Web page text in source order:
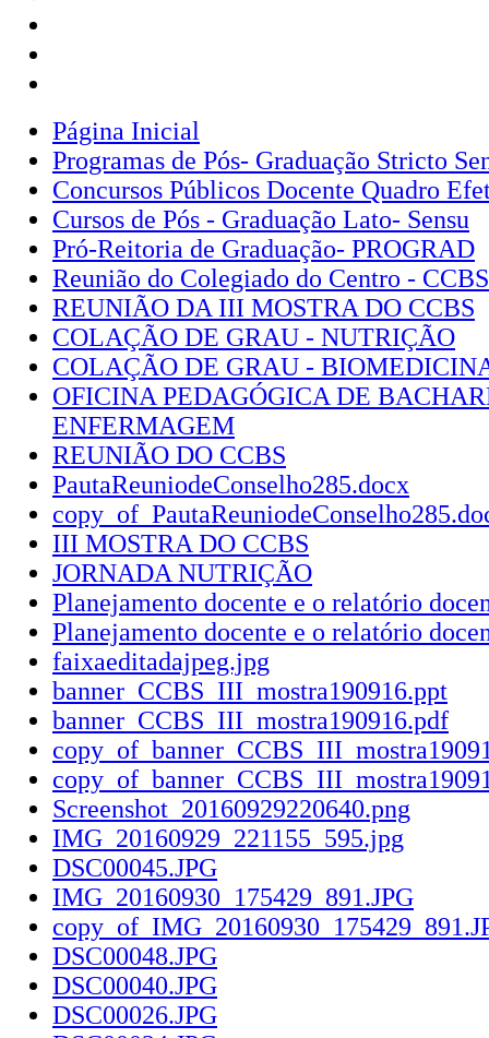
Página Inicial
Programas de Pós- Graduação Stricto
Concursos Públicos Docente Quadro
Cursos de Pós - Graduação Lato- Sensu
Pró-Reitoria de Graduação- PROGRAD
Reunião do Colegiado do Centro - CCBS
REUNIÃO DA III MOSTRA DO CCBS
COLAÇÃO DE GRAU - NUTRIÇÃO
COLAÇÃO DE GRAU -
OFICINA PEDAGÓGICA DE
ENFERMAGEM
REUNIÃO DO CCBS
PautaReuniodeConselho285.docx
III MOSTRA DO CCBS
JORNADA NUTRIÇÃO
Planejamento docente e o relatório
Planejamento docente e o relatório
faixaeditadajpeg.jpg
banner_CCBS_III_mostra190916.ppt
banner_CCBS_III_mostra190916.pdf
Screenshot_20160929220640.png
IMG_20160929_221155_595.jpg
DSC00045.JPG
IMG_20160930_175429_891.JPG
DSC00048.JPG
DSC00040.JPG
DSC00026.JPG